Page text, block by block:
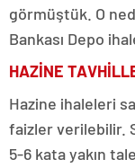
görmüştük. O
Bankası Depo
HAZİNE
Hazine ihaleleri
faizler verilebilir.
5-6 kata yakın